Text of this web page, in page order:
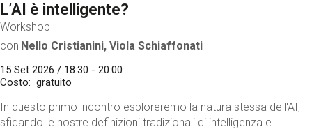
L’AI è intelligente?
Workshop
con Nello Cristianini, Viola Schiaffonati
15 Set 2026 / 18:30 - 20:00
Costo
gratuito
In questo primo incontro esploreremo la natura stessa dell'AI,
sfidando le nostre definizioni tradizionali di intelligenza e